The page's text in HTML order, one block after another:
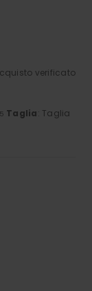
verificato
Taglia: Taglia